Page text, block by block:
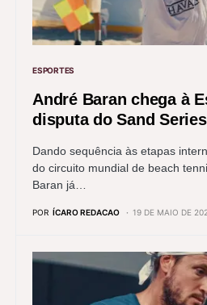
ESPORTES
André Baran chega à
disputa do Sand
Dando sequência às etapas
do circuito mundial de beach
Baran já…
POR ÍCARO REDACAO 19 DE MAIO DE